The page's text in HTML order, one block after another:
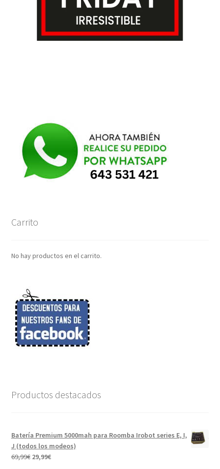
Carrito
No hay productos en el carrito.
Productos destacados
Batería Premium 5000mah para Roomba Irobot series E, I,
J (todos los modeos)
69,99€ El
29,99€El